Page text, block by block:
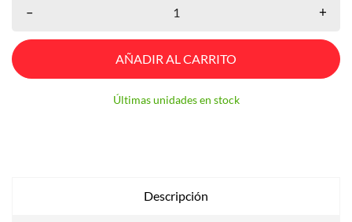
– +
AÑADIR AL CARRITO
Últimas unidades en stock
Descripción